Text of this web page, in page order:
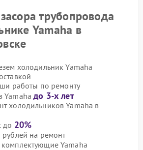
трубопровода
Yamaha в
холодильник Yamaha
работы по ремонту
Yamahaдо 3-х лет
холодильников Yamaha в
до 20%
на ремонт
Yamaha